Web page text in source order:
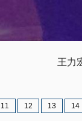
王力宏
11 12 13 14